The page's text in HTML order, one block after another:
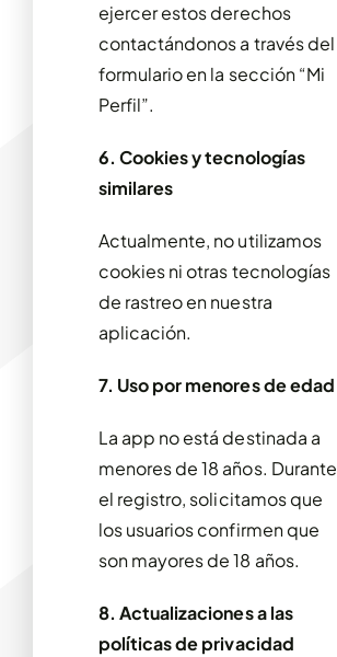
ejercer estos derechos
contactándonos a través del
formulario en la sección “Mi
Perfil”.
6. Cookies y tecnologías
similares
Actualmente, no utilizamos
cookies ni otras tecnologías
de rastreo en nuestra
aplicación.
7. Uso por menores de edad
La app no está destinada a
menores de 18 años. Durante
el registro, solicitamos que
los usuarios confirmen que
son mayores de 18 años.
8. Actualizaciones a las
políticas de privacidad